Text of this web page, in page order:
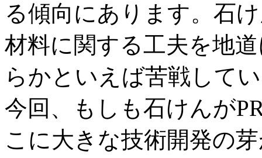
る傾向にあります。石
材料に関する工夫を地
らかといえば苦戦して
今回、もしも石けんが
こに大きな技術開発の